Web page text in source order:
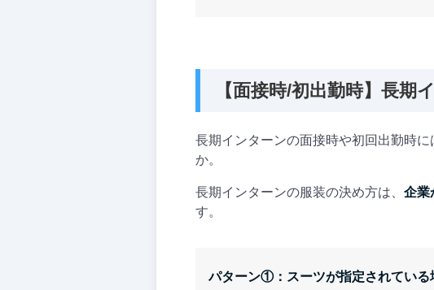
【面接時/初出勤時】長
長期インターンの面接時や初回出勤時
か。
長期インターンの服装の決め方は、 企業
す。
パターン①：スーツが指定されている